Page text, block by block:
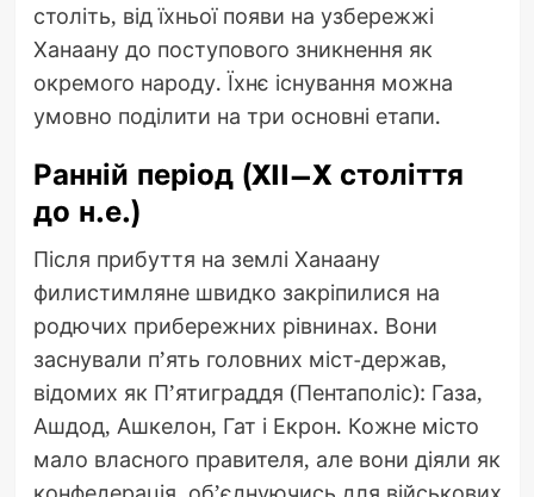
століть, від їхньої появи на узбережжі
Ханаану до поступового зникнення як
окремого народу. Їхнє існування можна
умовно поділити на три основні етапи.
Ранній період (XII–X століття
до н.е.)
Після прибуття на землі Ханаану
филистимляне швидко закріпилися на
родючих прибережних рівнинах. Вони
заснували п’ять головних міст-держав,
відомих як П’ятиграддя (Пентаполіс): Газа,
Ашдод, Ашкелон, Гат і Екрон. Кожне місто
мало власного правителя, але вони діяли як